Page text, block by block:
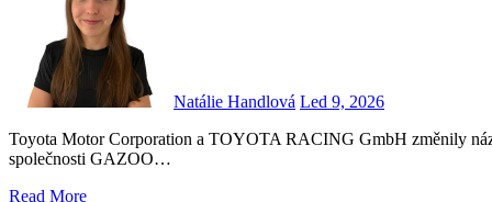
Natálie Handlová Led 9, 2026
Toyota Motor Corporation a TOYOTA RACING GmbH změnily název evropského výzkumného a vývojového centra a dceřiné
společnosti GAZOO…
Read More